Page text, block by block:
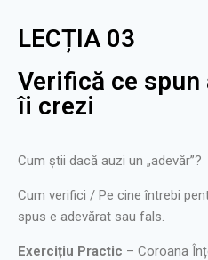
LECȚIA 03
Verifică ce
îi crezi
Cum știi dacă auzi un „adevăr”?
Cum verifici / Pe cine întrebi
spus e adevărat sau fals.
Exercițiu Practic – Coroana